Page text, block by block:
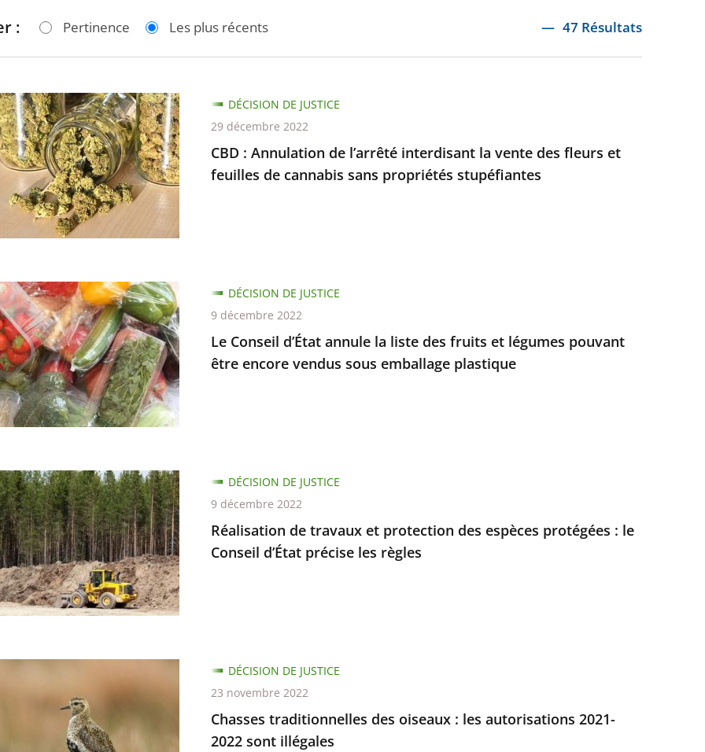
: Pertinence Les plus récents 47 Résultats
CBD : Annulation de l’arrêté interdisant la vente des fleurs et
feuilles de cannabis sans propriétés stupéfiantes
DÉCISION DE JUSTICE
29 décembre 2022
Le Conseil d’État annule la liste des fruits et légumes pouvant
être encore vendus sous emballage plastique
DÉCISION DE JUSTICE
9 décembre 2022
Réalisation de travaux et protection des espèces protégées : le
Conseil d’État précise les règles
DÉCISION DE JUSTICE
9 décembre 2022
Chasses traditionnelles des oiseaux : les autorisations 2021-
2022 sont illégales
DÉCISION DE JUSTICE
23 novembre 2022